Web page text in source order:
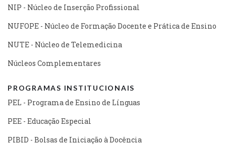
NIP - Núcleo de Inserção Profissional
NUFOPE - Núcleo de Formação Docente e Prática de Ensino
NUTE - Núcleo de Telemedicina
Núcleos Complementares
PROGRAMAS INSTITUCIONAIS
PEL - Programa de Ensino de Línguas
PEE - Educação Especial
PIBID - Bolsas de Iniciação à Docência